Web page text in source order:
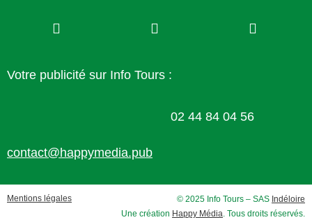
Votre publicité sur Info Tours :
02 44 84 04 56
contact@happymedia.pub
Mentions légales © 2025 Info Tours – SAS Indéloire
Une création Happy Média . Tous droits réservés.